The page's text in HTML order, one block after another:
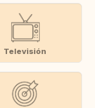
Televisión